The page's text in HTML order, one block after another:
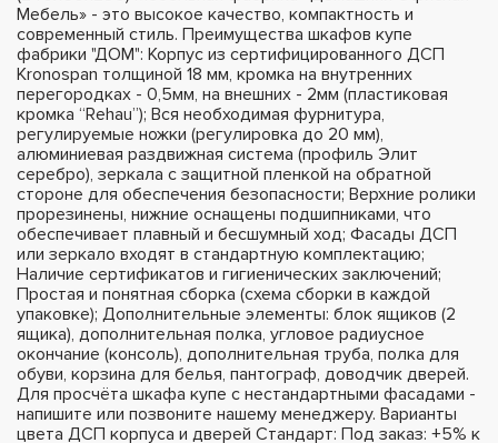
Мебель» - это высокое качество, компактность и
современный стиль. Преимущества шкафов купе
фабрики "ДОМ": Корпус из сертифицированного ДСП
Kronospan толщиной 18 мм, кромка на внутренних
перегородках - 0,5мм, на внешних - 2мм (пластиковая
кромка “Rehau”); Вся необходимая фурнитура,
регулируемые ножки (регулировка до 20 мм),
алюминиевая раздвижная система (профиль Элит
серебро), зеркала с защитной пленкой на обратной
стороне для обеспечения безопасности; Верхние ролики
прорезинены, нижние оснащены подшипниками, что
обеспечивает плавный и бесшумный ход; Фасады ДСП
или зеркало входят в стандартную комплектацию;
Наличие сертификатов и гигиенических заключений;
Простая и понятная сборка (схема сборки в каждой
упаковке); Дополнительные элементы: блок ящиков (2
ящика), дополнительная полка, угловое радиусное
окончание (консоль), дополнительная труба, полка для
обуви, корзина для белья, пантограф, доводчик дверей.
Для просчёта шкафа купе с нестандартными фасадами -
напишите или позвоните нашему менеджеру. Варианты
цвета ДСП корпуса и дверей Стандарт: Под заказ: +5% к